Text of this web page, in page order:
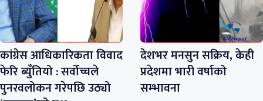
कांग्रेस आधिकारिकता विवाद
फेरि ब्युँतियो : सर्वोच्चले
पुनरवलोकन गरेपछि उठ्यो
देशभर मनसुन सक्रिय, केही
प्रदेशमा भारी वर्षाको
सम्भावना